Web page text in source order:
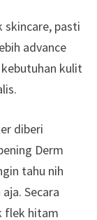
skincare, pasti
advance
kulit
diberi
Derm
tahu nih
Secara
flek hitam